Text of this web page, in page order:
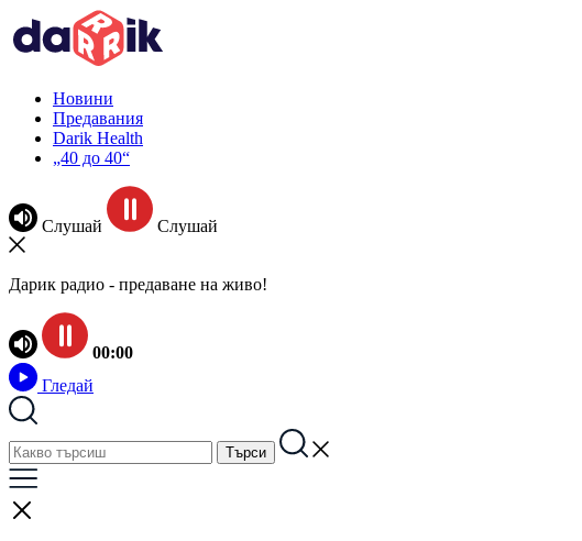
Новини
Предавания
Darik Health
„40 до 40“
Слушай Слушай
Дарик радио - предаване на живо!
00:00
Гледай